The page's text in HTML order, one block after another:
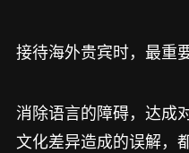
接待海外贵宾时，最重
消除语言的障碍，达成
文化差异造成的误解，